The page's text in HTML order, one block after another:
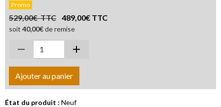
Promo
529,00€ TTC 489,00€ TTC
soit 40,00€de remise
Ajouter au panier
État du produit : Neuf